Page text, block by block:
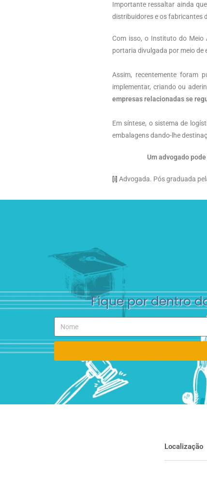
Importante ressaltar ainda
distribuidores e os fabricantes
Com isso, o Instituto do Meio
portaria divulgada por meio de
Assim, recentemente foram
implementar, criando ou
empresas relacionadas se
Em síntese, o sistema de
embalagens dando-lhe
Um advogado pode
[i] Advogada. Pós graduada
Fique por dentro
Localização